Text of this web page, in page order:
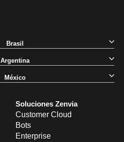
Soluciones Zenvia
Customer Cloud
Bots
Enterprise
Brasil
Argentina
México